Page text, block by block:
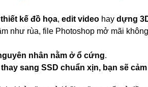
thiết kế đồ họa,edit video haydựng
như rùa, file Photoshop mở mãi
nhân nằm ở ổ cứng.
sang SSD chuẩn xịn, bạn sẽ